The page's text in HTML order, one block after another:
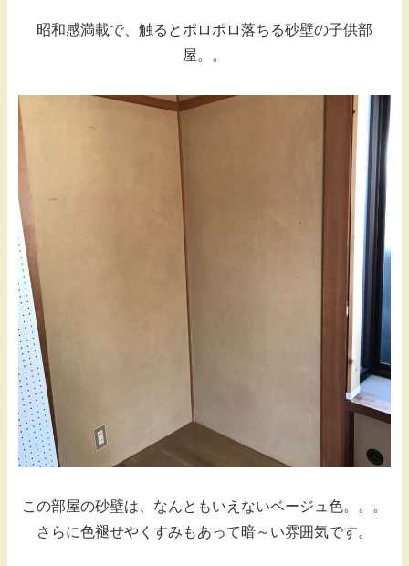
昭和感満載で、触るとポロポロ落ちる砂壁の子供部
屋。。
この部屋の砂壁は、なんともいえないベージュ色。。。
さらに色褪せやくすみもあって暗～い雰囲気です。